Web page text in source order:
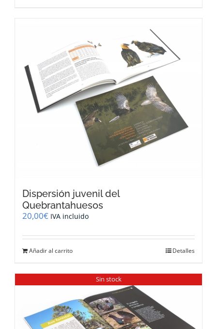
Dispersión juvenil del
Quebrantahuesos
20,00€ IVA incluido
Añadir al carrito Detalles
Sin stock